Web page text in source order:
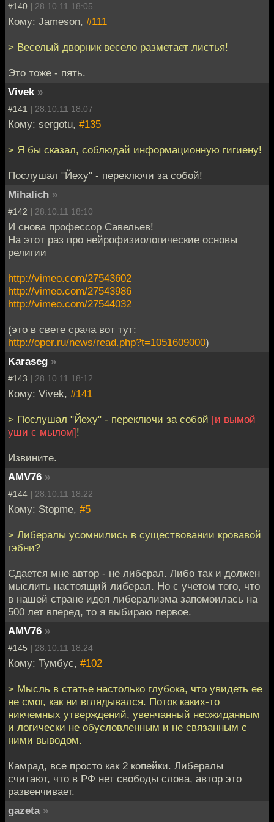
#140 | 28.10.11 18:05
Кому: Jameson, #111
> Веселый дворник весело разметает листья!
Это тоже - пять.
Vivek »
#141 | 28.10.11 18:07
Кому: sergotu, #135
> Я бы сказал, соблюдай информационную гигиену!
Послушал "Йеху" - переключи за собой!
Mihalich »
#142 | 28.10.11 18:10
И снова профессор Савельев!
На этот раз про нейрофизиологические основы
религии
http://vimeo.com/27543602
http://vimeo.com/27543986
http://vimeo.com/27544032
(это в свете срача вот тут:
http://oper.ru/news/read.php?t=1051609000)
Karaseg »
#143 | 28.10.11 18:12
Кому: Vivek, #141
> Послушал "Йеху" - переключи за собой [и вымой
уши с мылом]!
Извините.
AMV76 »
#144 | 28.10.11 18:22
Кому: Stopme, #5
> Либералы усомнились в существовании кровавой
гэбни?
Сдается мне автор - не либерал. Либо так и должен
мыслить настоящий либерал. Но с учетом того, что
в нашей стране идея либерализма запомоилась на
500 лет вперед, то я выбираю первое.
AMV76 »
#145 | 28.10.11 18:24
Кому: Тумбус, #102
> Мысль в статье настолько глубока, что увидеть ее
не смог, как ни вглядывался. Поток каких-то
никчемных утверждений, увенчанный неожиданным
и логически не обусловленным и не связанным с
ними выводом.
Камрад, все просто как 2 копейки. Либералы
считают, что в РФ нет свободы слова, автор это
развенчивает.
gazeta »